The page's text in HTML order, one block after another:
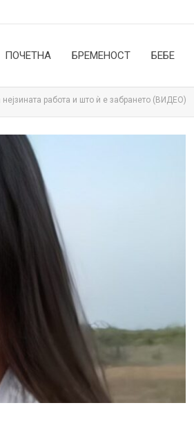
ПОЧЕТНА БРЕМЕНОСТ БЕБЕ
работа и што ѝ е забрането (ВИДЕО)
НОВОСТИ
Финците вложија милион евра во
кал, за посилен имунитет на децата
Мајка и Дете